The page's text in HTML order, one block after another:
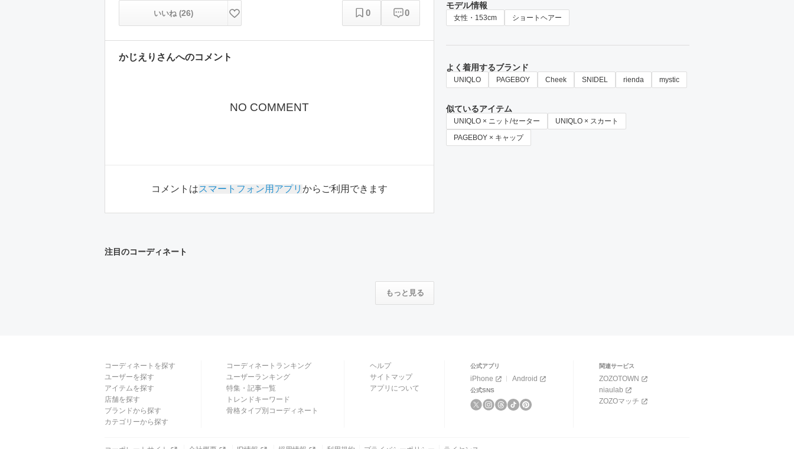
いいね (26) 0 0
かじえり さんへのコメント
NO COMMENT
コメントはスマートフォン用アプリ からご利用できます
モデル情報
女性・153cm ショートヘアー
よく着用するブランド
UNIQLO PAGEBOY Cheek SNIDEL rienda mystic
似ているアイテム
UNIQLO × ニット/セーター
UNIQLO × スカート
PAGEBOY × キャップ
注目のコーディネート
もっと見る
コーディネートを探す
ユーザーを探す
アイテムを探す
店舗を探す
ブランドから探す
カテゴリーから探す
コーディネートランキング
ユーザーランキング
特集・記事一覧
トレンドキーワード
骨格タイプ別コーディネート
ヘルプ
サイトマップ
アプリについて
公式アプリ
iPhone Android
公式SNS
関連サービス
ZOZOTOWN
niaulab
ZOZOマッチ